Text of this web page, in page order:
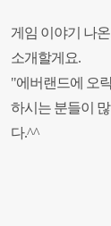
게임 이야기 나
소개할게요.
"에버랜드에 오
하시는 분들이
다.^^